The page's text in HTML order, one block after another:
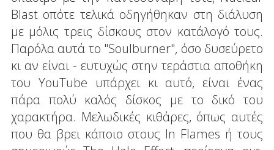
Blast οπότε τελικά οδηγήθηκαν στη διάλυση
με μόλις τρεις δίσκους στον κατάλογό τους.
Παρόλα αυτά το "Soulburner", όσο δυσεύρετο
κι αν είναι - ευτυχώς στην τεράστια αποθήκη
του YouTube υπάρχει κι αυτό, είναι ένας
πάρα πολύ καλός δίσκος με το δικό του
χαρακτήρα. Μελωδικές κιθάρες, όπως αυτές
που θα βρει κάποιο στους In Flames ή τους